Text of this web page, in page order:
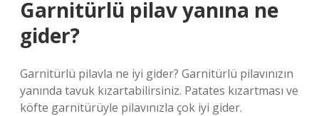
Garnitürlü pilav yanına ne
gider?
Garnitürlü pilavla ne iyi gider? Garnitürlü pilavınızın
yanında tavuk kızartabilirsiniz. Patates kızartması ve
köfte garnitürüyle pilavınızla çok iyi gider.